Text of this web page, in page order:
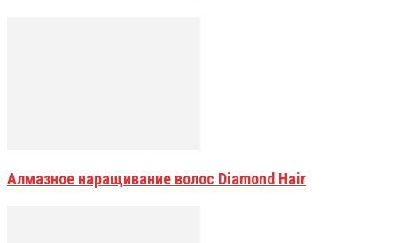
Алмазное наращивание волос Diamond Hair